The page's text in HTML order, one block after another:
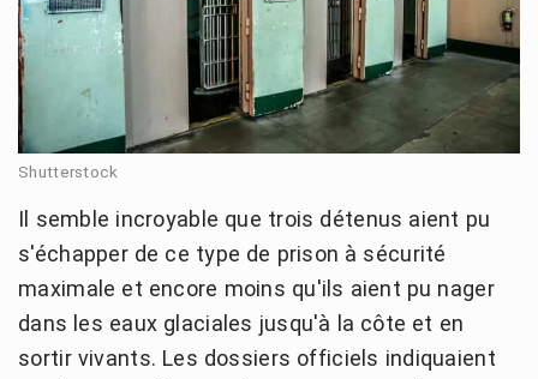
Shutterstock
Il semble incroyable que trois détenus aient pu
s'échapper de ce type de prison à sécurité
maximale et encore moins qu'ils aient pu nager
dans les eaux glaciales jusqu'à la côte et en
sortir vivants. Les dossiers officiels indiquaient